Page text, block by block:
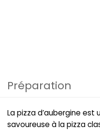
Préparation
La pizza d’aubergine
savoureuse à la pizza